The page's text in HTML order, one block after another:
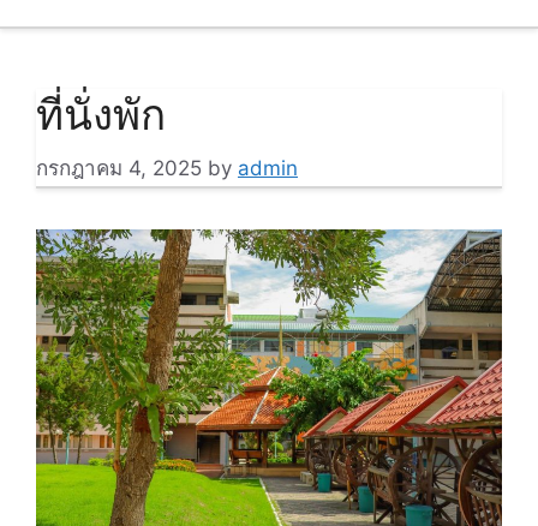
ที่นั่งพัก
กรกฎาคม 4, 2025 by admin